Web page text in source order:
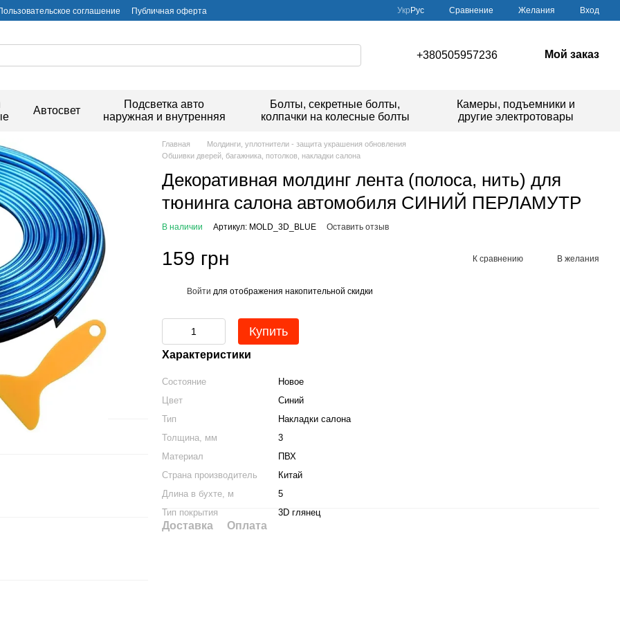
соглашение Публичная оферта Укр Рус Сравнение Желания Вход
+380505957236 Мой заказ
Автосвет
Подсветка авто
наружная и внутренняя
Болты, секретные болты,
колпачки на колесные болты
Камеры, подъемники и
другие электротовары
Главная
Молдинги, уплотнители - защита украшения обновления
Обшивки дверей, багажника, потолков, накладки салона
Декоративная молдинг лента (полоса, нить) для
тюнинга салона автомобиля СИНИЙ ПЕРЛАМУТР
В наличии Артикул: MOLD_3D_BLUE Оставить отзыв
159 грн К сравнению В желания
Войти для отображения накопительной скидки
Купить
Характеристики
Состояние
Новое
Цвет
Синий
Тип
Накладки салона
Толщина, мм
3
Материал
ПВХ
Страна производитель
Китай
Длина в бухте, м
5
Тип покрытия
3D глянец
Доставка Оплата